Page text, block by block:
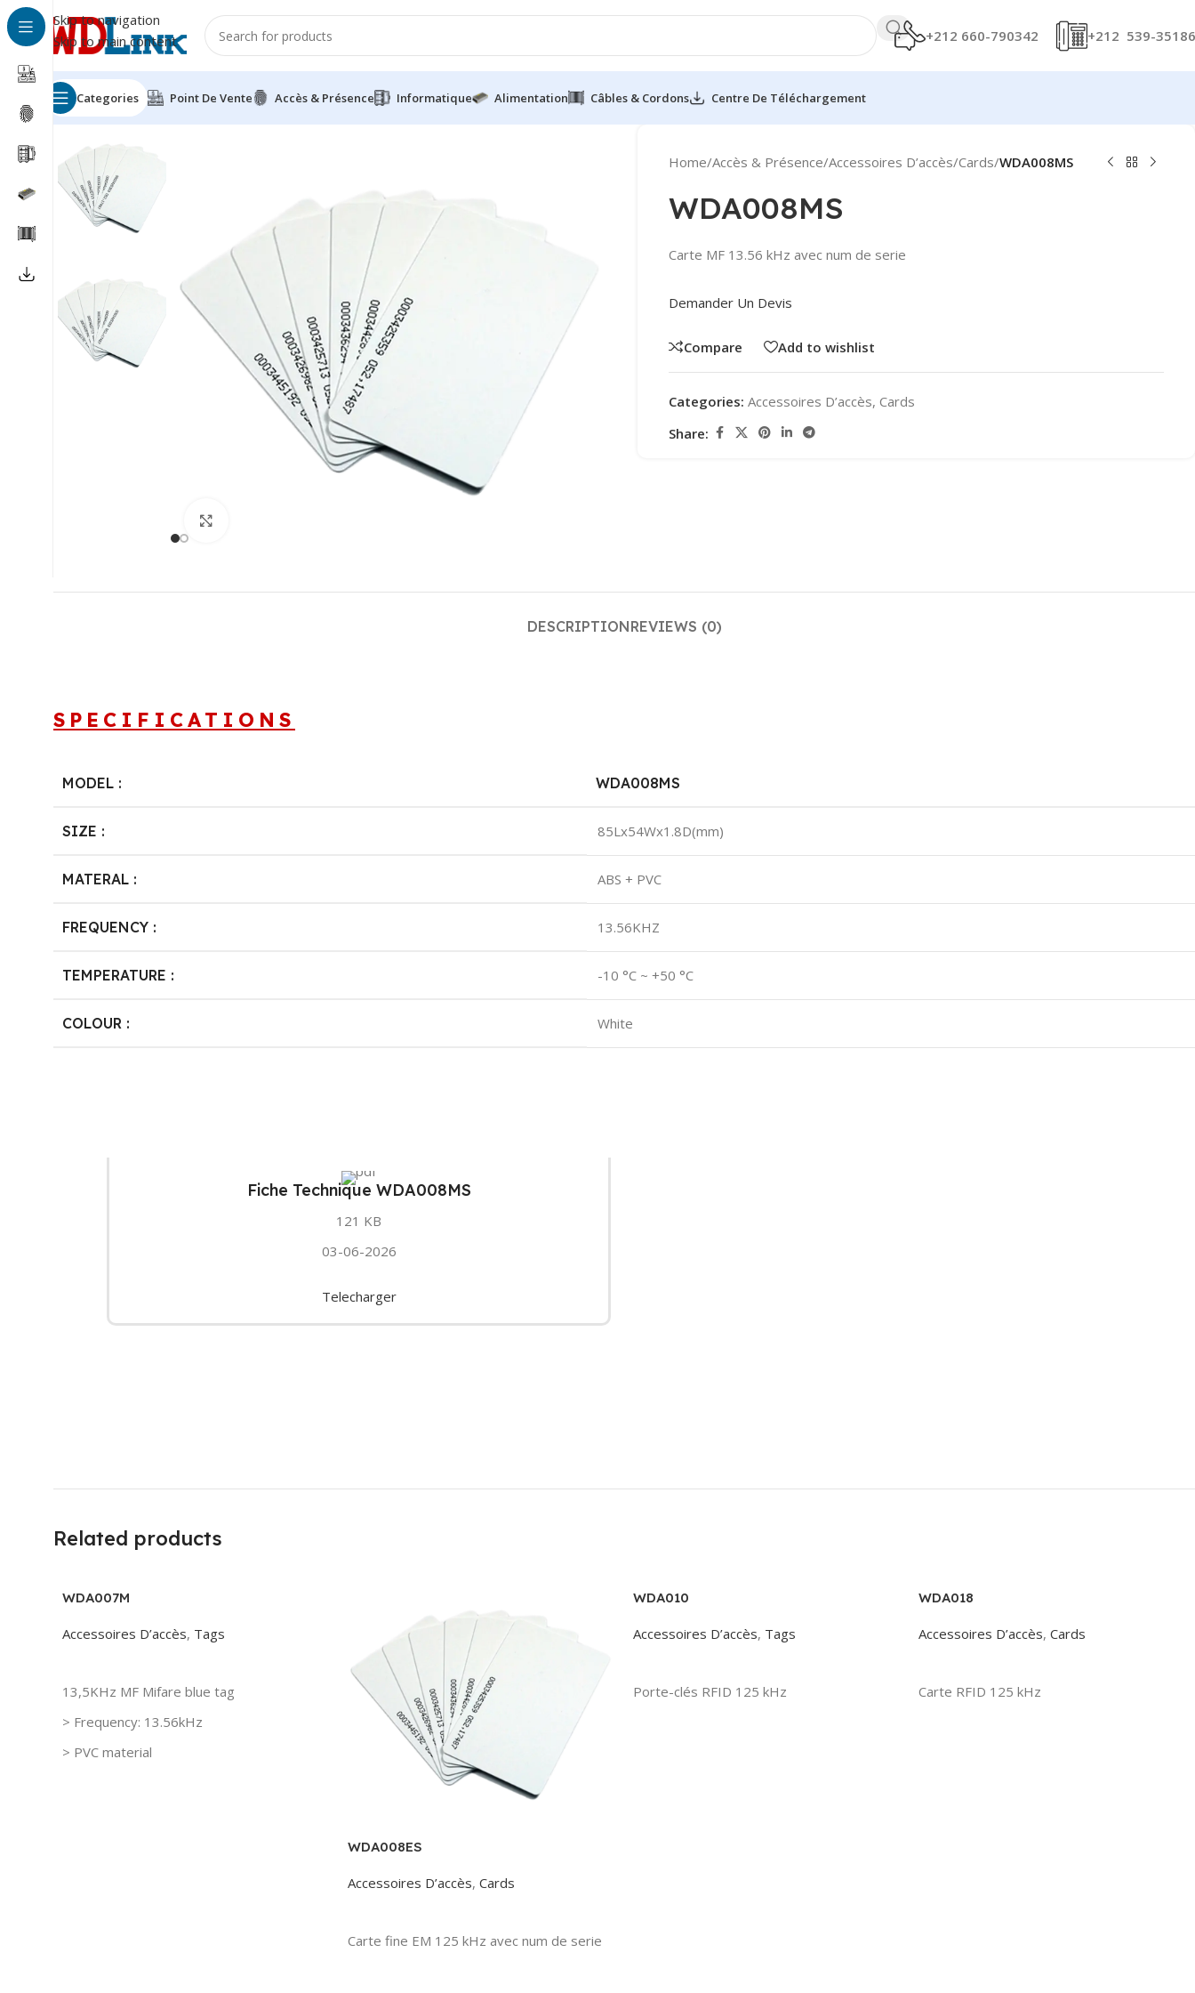
Skip to navigation
Skip to main content
Besoin d'aide?
+212 660-790342 +212 539-
Categories Point De Vente Accès & Présence Informatique Alimentation Câbles & Cordons Centre De Téléchargement
Home/Accès & Présence/Accessoires D’accès/Cards/WDA008MS
WDA008MS
Carte MF 13.56 kHz avec num de serie
Demander Un Devis
Compare Add to wishlist
Categories: Accessoires D’accès, Cards
Share:
DESCRIPTIONREVIEWS (0)
SPECIFICATIONS
MODEL : WDA008MS
SIZE : 85Lx54Wx1.8D(mm)
MATERAL : ABS + PVC
FREQUENCY : 13.56KHZ
TEMPERATURE : -10 °C ~ +50 °C
COLOUR : White
Fiche Technique WDA008MS
121 KB
03-06-2026
Telecharger
Related products
WDA007M
Accessoires D’accès, Tags
13,5KHz MF Mifare blue tag
> Frequency: 13.56kHz
> PVC material
WDA008ES
Accessoires D’accès, Cards
Carte fine EM 125 kHz avec num de serie
WDA010
Accessoires D’accès, Tags
Porte-clés RFID 125 kHz
WDA018
Accessoires D’accès, Cards
Carte RFID 125 kHz